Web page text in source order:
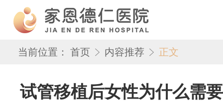
当前位置： 首页 内容推荐 正文
试管移植后女性为什么需